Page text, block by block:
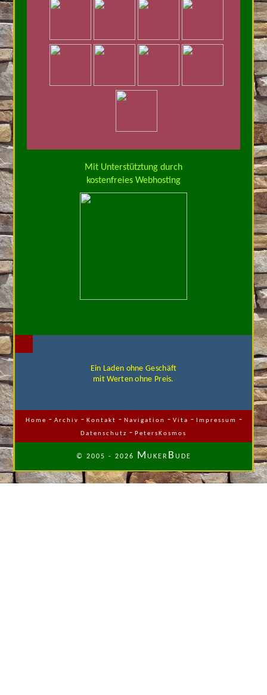
Mit Unterstütztung durch
kostenfreies Webhosting
Ein Laden ohne Geschäft
mit Werten ohne Preis.
Home - Archiv - Kontakt - Navigation - Vita - Impressum -
Datenschutz - PetersKosmos
© 2005 - 2026 M UKER B UDE